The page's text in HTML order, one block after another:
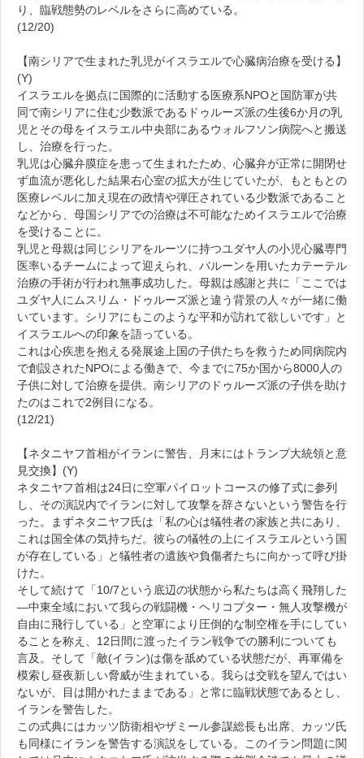
り、臨戦態勢のレベルをさらに高めている。
(12/20)
【南シリアで生まれた乳児がイスラエルで心臓病治療を受ける】
(Y)
イスラエルを拠点に国際的に活動する医療系NPOと国防軍が共
同で南シリアに住む少数派であるドゥルーズ派の生後6か月の乳
児とその母をイスラエル中央部にあるウォルフソン病院へと搬送
し、治療を行った。
乳児は心臓弁膜症を患って生まれたため、心臓弁が正常に開閉せ
ず血流が悪化した結果右心室の拡大が生じていたが、もともとの
医療レベルに加え現在の政情や弾圧されている少数派であること
などから、母国シリアでの治療は不可能なためイスラエルで治療
を受けることに。
乳児と母親は同じシリアをルーツに持つユダヤ人の小児心臓専門
医率いるチームによって迎えられ、バルーンを用いたカテーテル
治療の手術が行われ無事成功した。母親は感謝と共に「ここでは
ユダヤ人にムスリム・ドゥルーズ派と違う背景の人々が一緒に働
いています。シリアにもこのような平和が訪れて欲しいです」と
イスラエルへの印象を語っている。
これは心疾患を抱える発展途上国の子供たちを救うため同病院内
で創設されたNPOによる働きで、今までに75か国から8000人の
子供に対して治療を提供。南シリアのドゥルーズ派の子供を助け
たのはこれで2例目になる。
(12/21)
【ネタニヤフ首相がイランに警告、月末にはトランプ大統領と意
見交換】(Y)
ネタニヤフ首相は24日に空軍パイロットコースの修了式に参列
し、その演説内でイランに対して攻撃を辞さないという警告を行
った。まずネタニヤフ氏は「私の心は犠牲者の家族と共にあり、
これは国全体の気持ちだ。彼らの犠牲の上にイスラエルという国
が存在している」と犠牲者の遺族や負傷者たちに向かって呼び掛
けた。
そして続けて「10/7という底辺の状態から私たちは高く飛翔した
―中東全域において我らの戦闘機・ヘリコプター・無人攻撃機が
自由に飛行している」と空軍により圧倒的な制空権を手にしてい
ることを称え、12日間に渡ったイラン戦争での勝利についても
言及。そして「敵(イラン)は傷を舐めている状態だが、再軍備を
模索し昼夜新しい脅威が生まれている。我らは交戦を望んではい
ないが、目は開かれたままである」と常に臨戦状態であるとし、
イランを警告した。
この式典にはカッツ防衛相やザミール参謀総長も出席、カッツ氏
も同様にイランを警告する演説をしている。このイラン問題に関